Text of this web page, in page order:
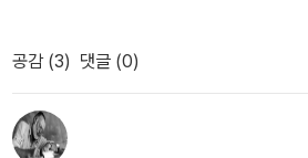
브 선장과 피쿼드 호의 운명은 이미 정해져
에 없습니다. 무모하지만 도전할만한 일과
히 다릅니다. 냉정하게 맞서도 이길 수 있
맹목적인 흥분 상태, 광란에 가까운 정신으
비딕'에게 다리를 잃은 외다리, '에이 헤브
'스타벅'과 이등 항해사 '스터브'와 삼등 항
퀘그'는 일등 항해사 '스타벅'의 작살잡이
서 가장 덜 알려진 외진 곳을 찾아내는 개척
상에 잠기고 온갖 상념에 사로잡힌 플라톤
을 두려웠지만 수긍한 것이 아니었을까?이 책을 읽을 때 이슈메일의
의 감정선을 따라 읽을 것인가 아니면 스타벅이나 스터브 같은 일등,
이등 항해사의 혼란스러운 정신에 동의하
도 몰라. 내 몸뚱이는 더 나은 존재의 찌꺼
사람은 내 몸뚱이를 가져가도 좋다. 맘대로
까. 그러니 낸티컷을 위해 만세 삼창! 구멍
이는 언제든지 올 테면 와라. 하지만 제우스
공감 (3) 댓글 (0)